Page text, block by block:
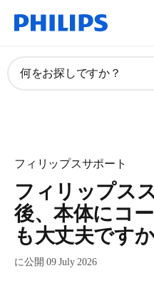
何をお探しですか？
フィリップスサポート
フィリップス
後、本体にコ
も大丈夫です
に公開 09 July 2026